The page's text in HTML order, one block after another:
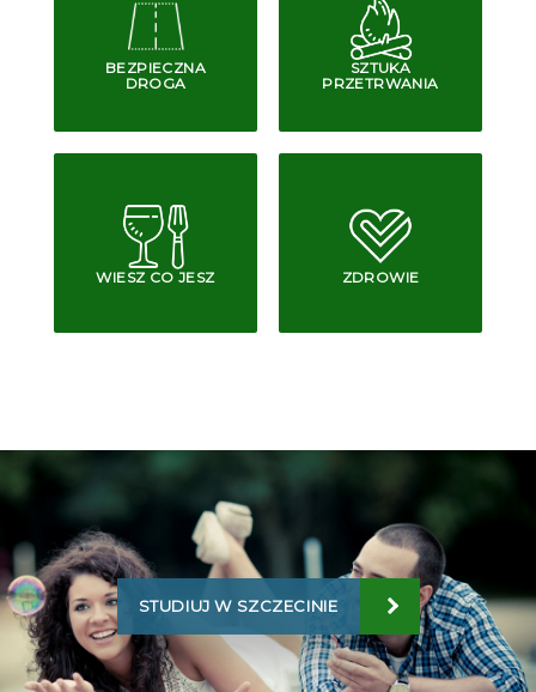
BEZPIECZNA
DROGA
SZTUKA
PRZETRWANIA
WIESZ CO JESZ ZDROWIE
STUDIUJ W SZCZECINIE